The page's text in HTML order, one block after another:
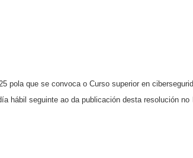
pola que se convoca o Curso superior en
hábil seguinte ao da publicación desta resolución